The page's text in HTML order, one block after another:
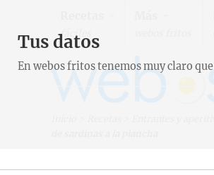
fáciles
Tus datos
En webos fritos tenemos muy claro que